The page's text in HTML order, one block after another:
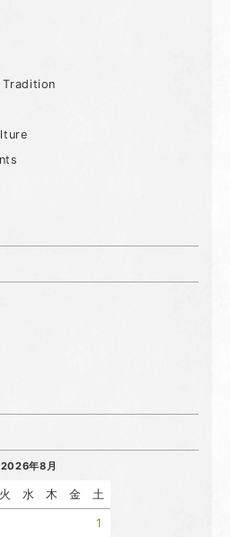
Tradition
2026年8月
火 水 木 金 土
1